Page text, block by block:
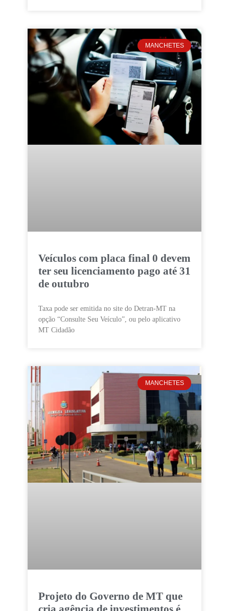
MANCHETES
Veículos com placa final 0 devem
ter seu licenciamento pago até 31
de outubro
Taxa pode ser emitida no site do Detran-MT na
opção “Consulte Seu Veículo”, ou pelo aplicativo
MT Cidadão
MANCHETES
Projeto do Governo de MT que